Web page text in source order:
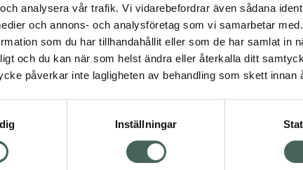
analysera vår trafik. Vi vidarebefordrar även sådana
och annons- och analysföretag som vi samarbetar
som du har tillhandahållit eller som de har samlat in
och du kan när som helst ändra eller återkalla ditt
påverkar inte lagligheten av behandling som skett innan
Inställningar
Aktuella
Visa